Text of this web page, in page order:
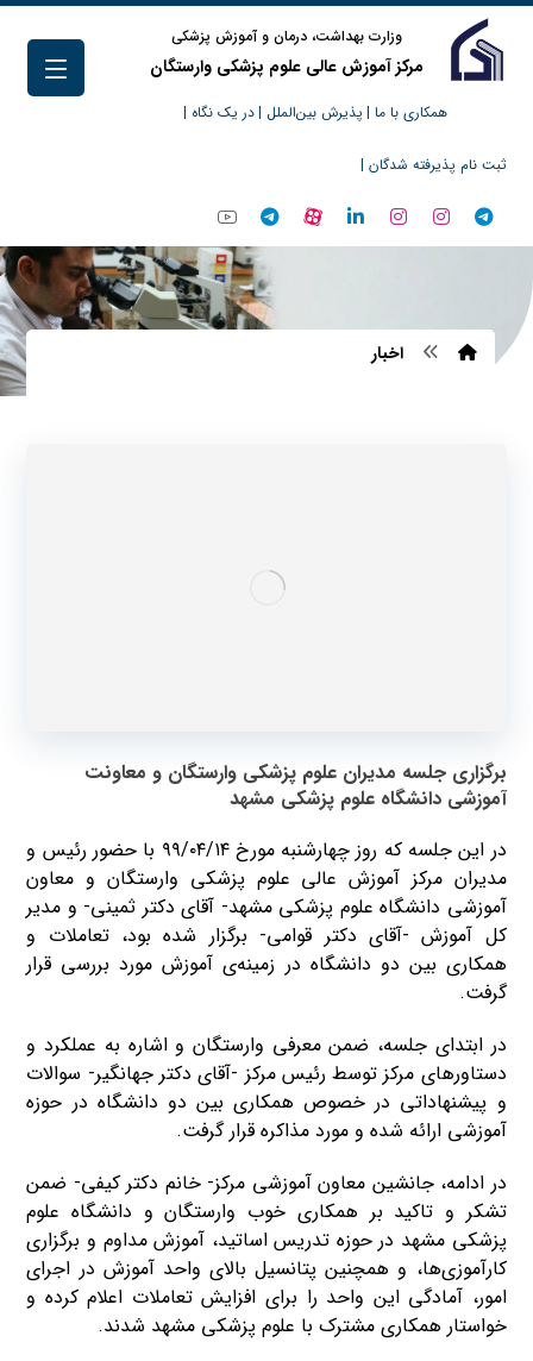
وزارت بهداشت، درمان و آموزش پزشکی
مرکز آموزش عالی علوم پزشکی وارستگان
همکاری با ما | پذیرش بین‌الملل |در یک نگاه |
ثبت نام پذیرفته شدگان |
اخبار
برگزاری جلسه مدیران علوم پزشکی وارستگان و معاونت
آموزشی دانشگاه علوم پزشکی مشهد
در این جلسه که روز چهارشنبه مورخ ۹۹/۰۴/۱۴ با حضور رئیس و
مدیران مرکز آموزش عالی علوم پزشکی وارستگان و معاون
آموزشی دانشگاه علوم پزشکی مشهد- آقای دکتر ثمینی- و مدیر
کل آموزش -آقای دکتر قوامی- برگزار شده بود، تعاملات و
همکاری بین دو دانشگاه در زمینه‌ی آموزش مورد بررسی قرار
گرفت.
در ابتدای جلسه، ضمن معرفی وارستگان و اشاره به عملکرد و
دستاورهای مرکز توسط رئیس مرکز -آقای دکتر جهانگیر- سوالات
و پیشنهاداتی در خصوص همکاری بین دو دانشگاه در حوزه
آموزشی ارائه شده و مورد مذاکره قرار گرفت.
در ادامه، جانشین معاون آموزشی مرکز- خانم دکتر کیفی- ضمن
تشکر و تاکید بر همکاری خوب وارستگان و دانشگاه علوم
پزشکی مشهد در حوزه تدریس اساتید، آموزش مداوم و برگزاری
کارآموزی‌ها، و همچنین پتانسیل بالای واحد آموزش در اجرای
امور، آمادگی این واحد را برای افزایش تعاملات اعلام کرده و
خواستار همکاری مشترک با علوم پزشکی مشهد شدند.